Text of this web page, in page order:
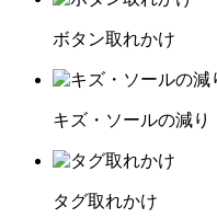
ボタン取れかけ
キズ・ソールの減り
タグ取れかけ